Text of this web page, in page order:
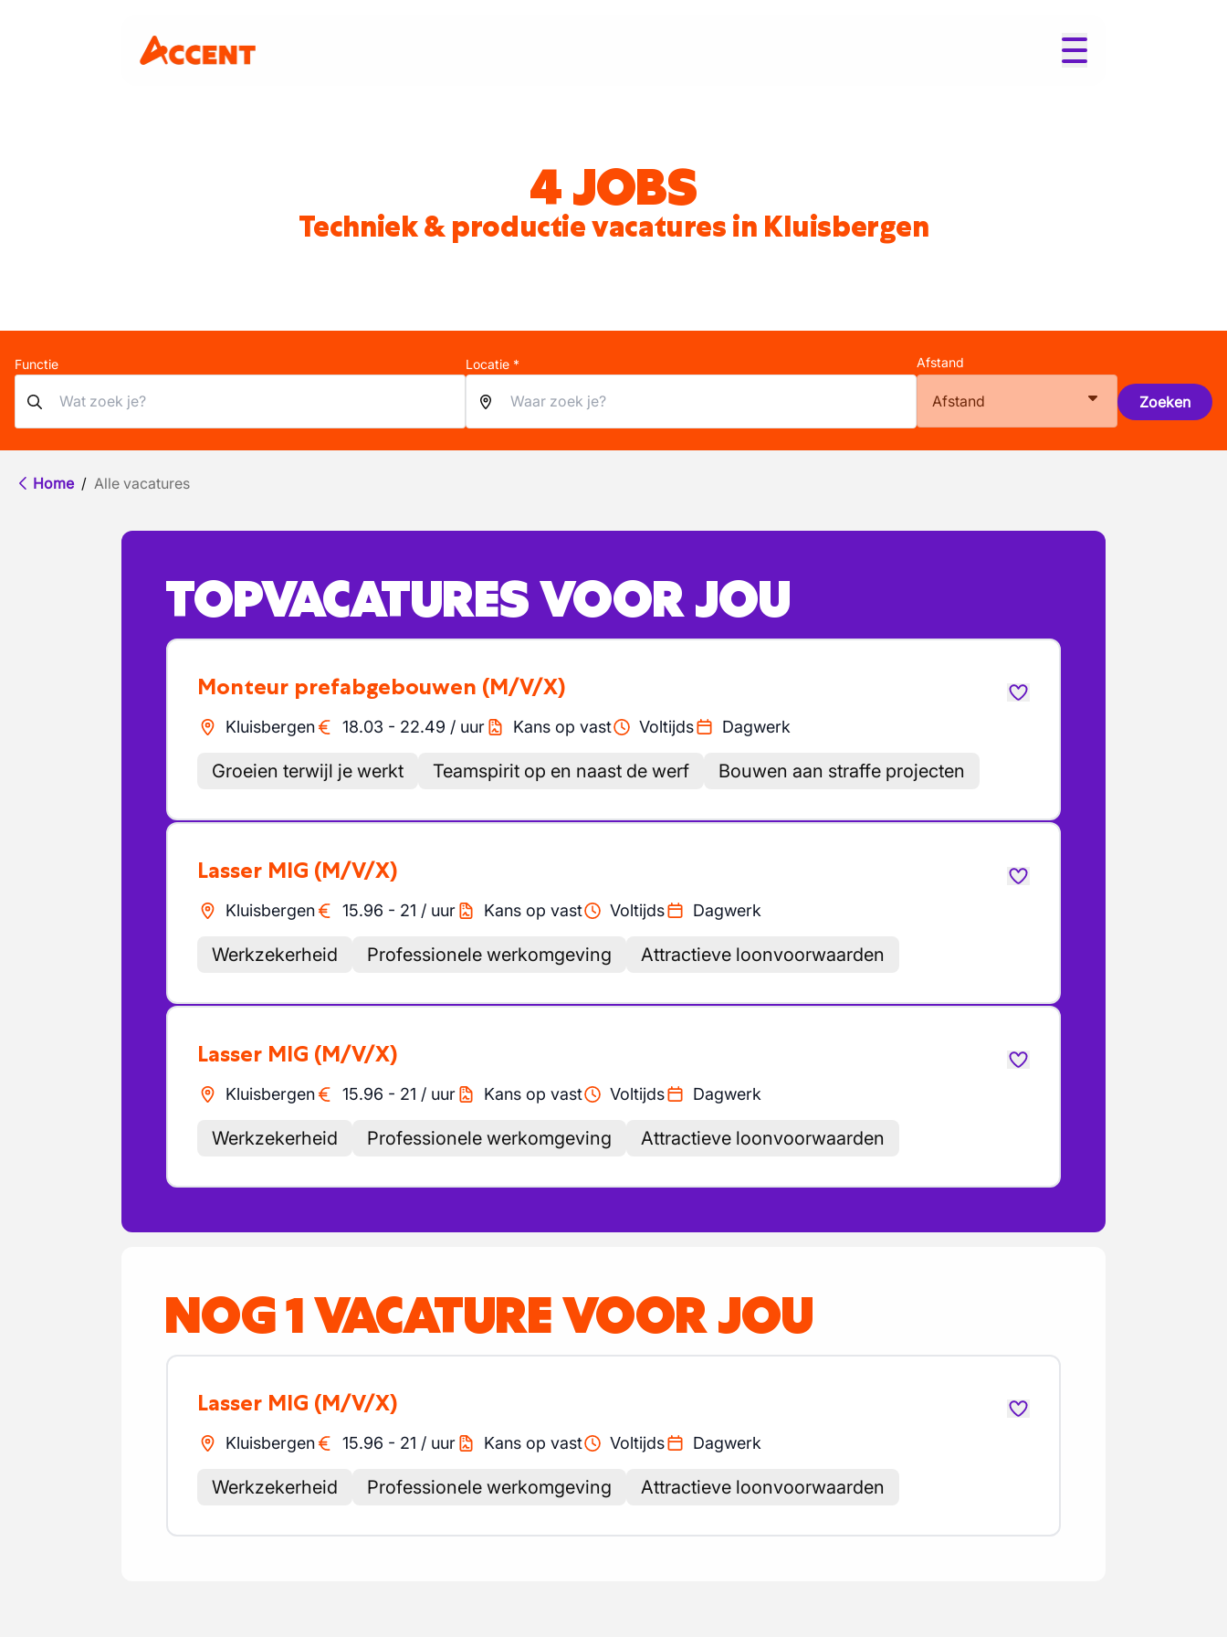
4 JOBS
Techniek & productie vacatures in Kluisbergen
Functie Locatie * Afstand
Afstand Zoeken
Home / Alle vacatures
TOPVACATURES VOOR JOU
Monteur prefabgebouwen (M/V/X)
Kluisbergen 18.03 - 22.49 / uur Kans op vast Voltijds Dagwerk
Groeien terwijl je werkt Teamspirit op en naast de werf Bouwen aan straffe projecten
Lasser MIG (M/V/X)
Kluisbergen 15.96 - 21 / uur Kans op vast Voltijds Dagwerk
Werkzekerheid Professionele werkomgeving Attractieve loonvoorwaarden
Lasser MIG (M/V/X)
Kluisbergen 15.96 - 21 / uur Kans op vast Voltijds Dagwerk
Werkzekerheid Professionele werkomgeving Attractieve loonvoorwaarden
NOG 1 VACATURE VOOR JOU
Lasser MIG (M/V/X)
Kluisbergen 15.96 - 21 / uur Kans op vast Voltijds Dagwerk
Werkzekerheid Professionele werkomgeving Attractieve loonvoorwaarden